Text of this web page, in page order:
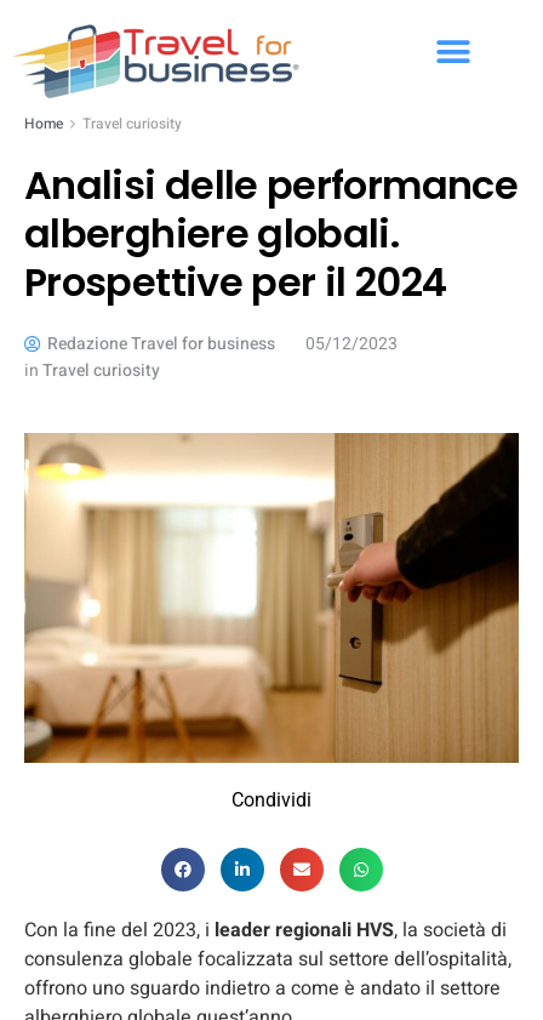
Home Travel curiosity
Analisi delle performance
alberghiere globali.
Prospettive per il 2024
Redazione Travel for business
05/12/2023
inTravel curiosity
Condividi
Con la fine del 2023, i leader regionali HVS, la società di
consulenza globale focalizzata sul settore dell’ospitalità,
offrono uno sguardo indietro a come è andato il settore